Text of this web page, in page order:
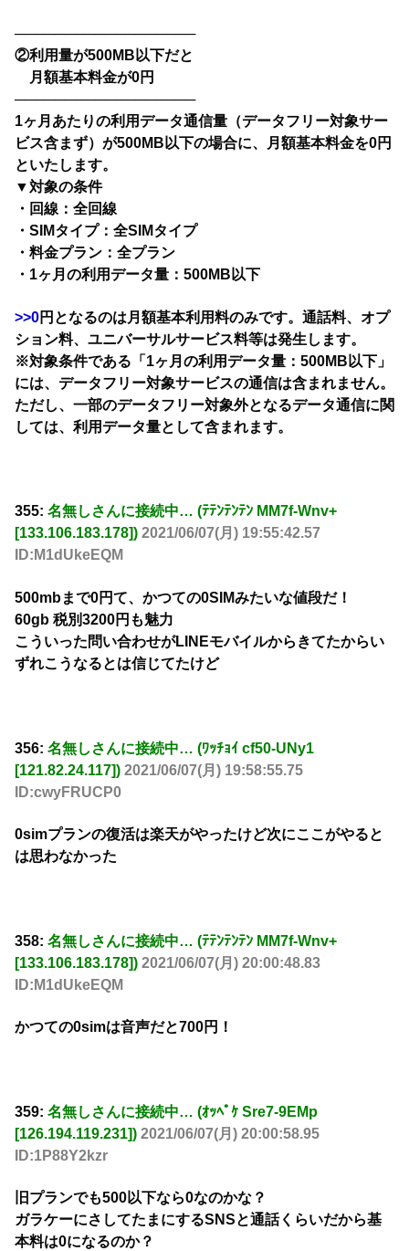
──────────────────
②利用量が500MB以下だと
月額基本料金が0円
──────────────────
1ヶ月あたりの利用データ通信量（データフリー対象サー
ビス含まず）が500MB以下の場合に、月額基本料金を0円
といたします。
▼対象の条件
・回線：全回線
・SIMタイプ：全SIMタイプ
・料金プラン：全プラン
・1ヶ月の利用データ量：500MB以下
>>0円となるのは月額基本利用料のみです。通話料、オプ
ション料、ユニバーサルサービス料等は発生します。
※対象条件である「1ヶ月の利用データ量：500MB以下」
には、データフリー対象サービスの通信は含まれません。
ただし、一部のデータフリー対象外となるデータ通信に関
しては、利用データ量として含まれます。
355: 名無しさんに接続中… (ﾃﾃﾝﾃﾝﾃﾝ MM7f-Wnv+
[133.106.183.178]) 2021/06/07(月) 19:55:42.57
ID:M1dUkeEQM
500mbまで0円て、かつての0SIMみたいな値段だ！
60gb 税別3200円も魅力
こういった問い合わせがLINEモバイルからきてたからい
ずれこうなるとは信じてたけど
356: 名無しさんに接続中… (ﾜｯﾁｮｲ cf50-UNy1
[121.82.24.117]) 2021/06/07(月) 19:58:55.75
ID:cwyFRUCP0
0simプランの復活は楽天がやったけど次にここがやると
は思わなかった
358: 名無しさんに接続中… (ﾃﾃﾝﾃﾝﾃﾝ MM7f-Wnv+
[133.106.183.178]) 2021/06/07(月) 20:00:48.83
ID:M1dUkeEQM
かつての0simは音声だと700円！
359: 名無しさんに接続中… (ｵｯﾍﾟｹ Sre7-9EMp
[126.194.119.231]) 2021/06/07(月) 20:00:58.95
ID:1P88Y2kzr
旧プランでも500以下なら0なのかな？
ガラケーにさしてたまにするSNSと通話くらいだから基
本料は0になるのか？